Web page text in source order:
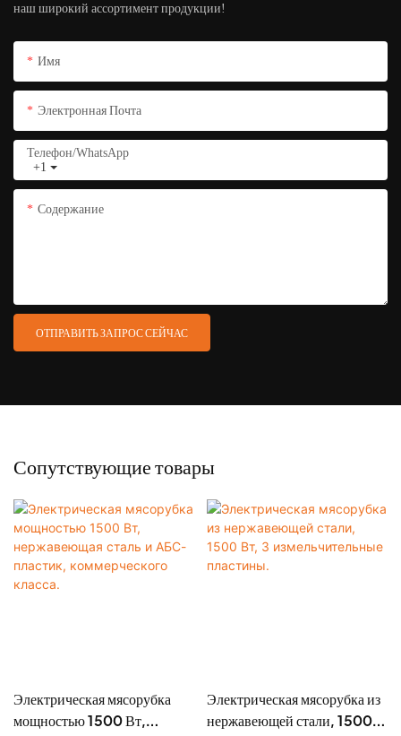
наш широкий ассортимент продукции!
Имя
Электронная Почта
+1
Телефон/WhatsApp
Содержание
ОТПРАВИТЬ ЗАПРОС СЕЙЧАС
Сопутствующие товары
Электрическая мясорубка
мощностью 1500 Вт,
Электрическая мясорубка из
нержавеющей стали, 1500